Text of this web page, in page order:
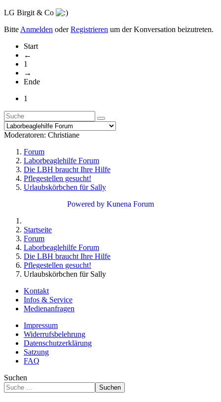
LG Birgit & Co
Bitte Anmelden oderRegistrieren um der Konversation beizutreten.
Start
←
1
→
Ende
1
Moderatoren: Christiane
Forum
Laborbeaglehilfe Forum
Die LBH braucht Ihre Hilfe
Pflegestellen gesucht!
Urlaubskörbchen für Sally
Powered by Kunena Forum
Startseite
Forum
Laborbeaglehilfe Forum
Die LBH braucht Ihre Hilfe
Pflegestellen gesucht!
Urlaubskörbchen für Sally
Kontakt
Infos & Service
Medienanfragen
Impressum
Widerrufsbelehrung
Datenschutzerklärung
Satzung
FAQ
Suchen
Suchen